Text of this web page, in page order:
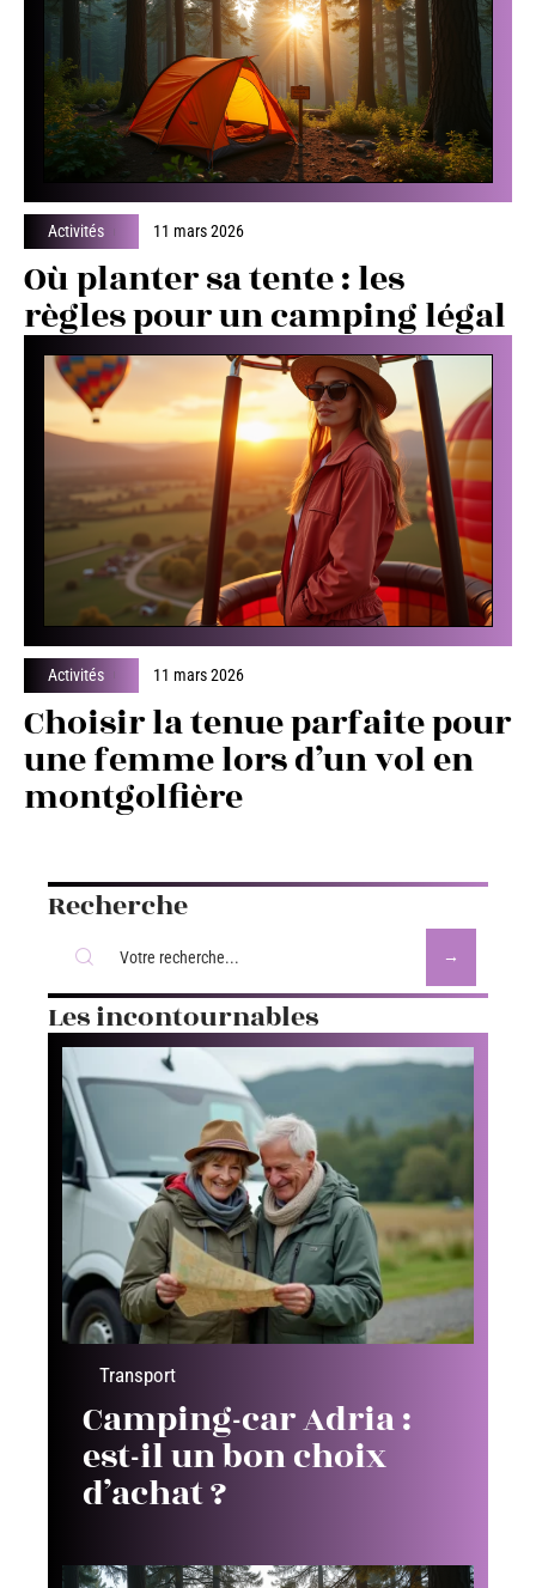
Activités 11 mars 2026
Où planter sa tente : les
règles pour un camping légal
Activités 11 mars 2026
Choisir la tenue parfaite pour
une femme lors d’un vol en
montgolfière
Recherche
Les incontournables
Transport
Camping-car Adria :
est-il un bon choix
d’achat ?